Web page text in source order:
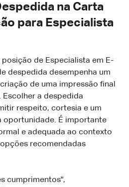
na Carta
para Especialista
de Especialista em E-
despedida desempenha um
de uma impressão final
a despedida
respeito, cortesia e um
oportunidade. É importante
e adequada ao contexto
recomendadas
cumprimentos",